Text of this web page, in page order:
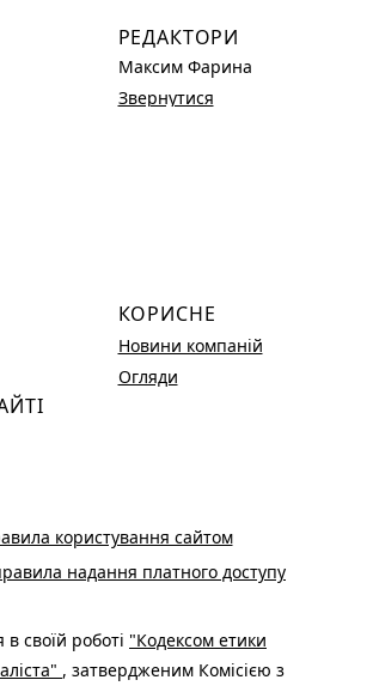
РЕДАКТОРИ
Максим Фарина
Звернутися
КОРИСНЕ
Новини компаній
Огляди
користування сайтом
надання платного доступу
в своїй роботі "Кодексом етики
, затвердженим Комісією з